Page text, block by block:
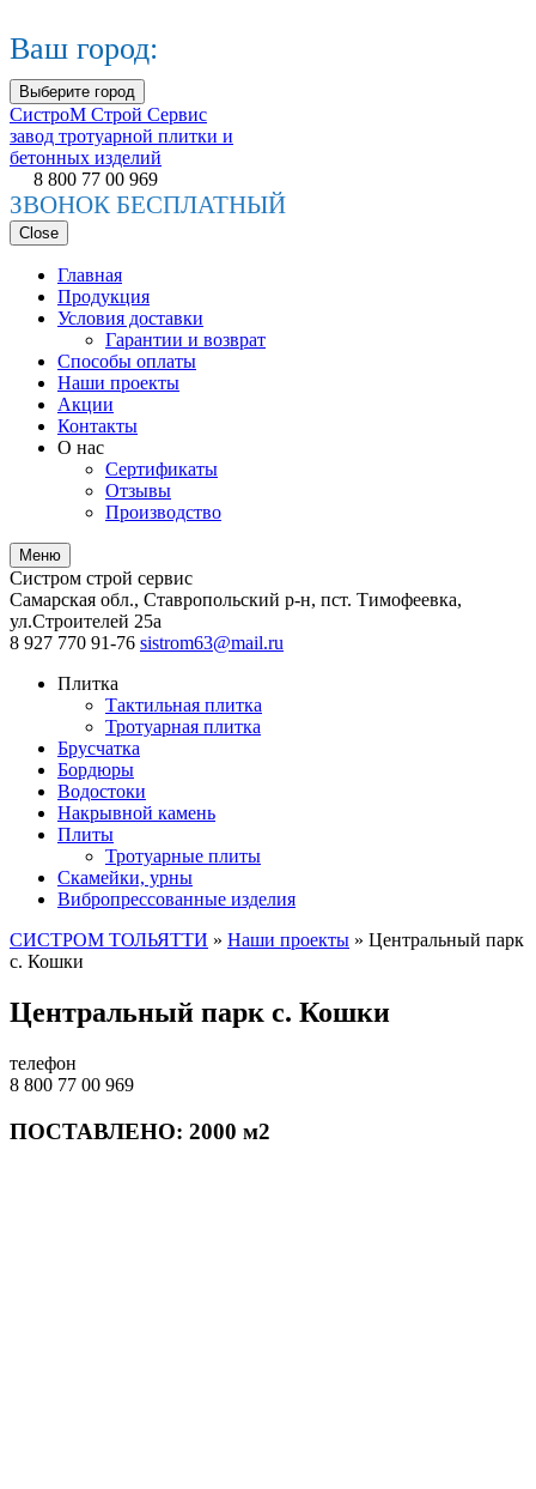
Ваш город:
Выберите город
СистроМ Строй Сервис
завод тротуарной плитки и
бетонных изделий
8 800 77 00 969
ЗВОНОК БЕСПЛАТНЫЙ
Close
Главная
Продукция
Условия доставки
Гарантии и возврат
Способы оплаты
Наши проекты
Акции
Контакты
О нас
Сертификаты
Отзывы
Производство
Меню
Систром строй сервис
Самарская обл., Ставропольский р-н, пст. Тимофеевка,
ул.Строителей 25а
8 927 770 91-76 sistrom63@mail.ru
Плитка
Тактильная плитка
Тротуарная плитка
Брусчатка
Бордюры
Водостоки
Накрывной камень
Плиты
Тротуарные плиты
Скамейки, урны
Вибропрессованные изделия
СИСТРОМ ТОЛЬЯТТИ » Наши проекты » Центральный парк
с. Кошки
Центральный парк с. Кошки
телефон
8 800 77 00 969
ПОСТАВЛЕНО: 2000 м2